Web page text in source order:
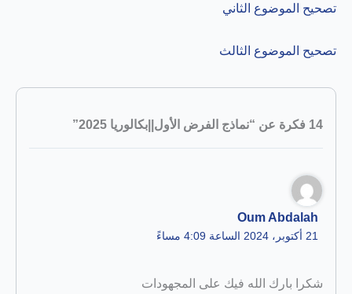
تصحيح الموضوع الثاني
تصحيح الموضوع الثالث
14 فكرة عن “نماذج الفرض الأول||بكالوريا 2025”
Oum Abdalah
21 أكتوبر، 2024 الساعة 4:09 مساءً
شكرا بارك الله فيك على المجهودات